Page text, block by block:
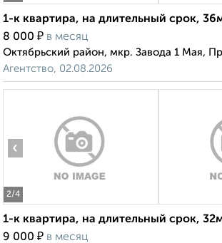
1-к квартира, на длительный срок,
8 000 ₽ в месяц
Октябрьский район, мкр. Завода 1 Мая,
Агентство, 02.08.2026
2/4
‹
1-к квартира, на длительный срок,
9 000 ₽ в месяц